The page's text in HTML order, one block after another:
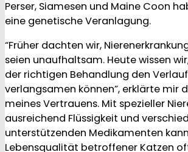
Perser, Siamesen und Maine Coon
eine genetische Veranlagung.
“Früher dachten wir,
seien unaufhaltsam. Heute wissen
der richtigen Behandlung den
verlangsamen können”, erklärte mir
meines Vertrauens. Mit spezieller
ausreichend Flüssigkeit und
unterstützenden Medikamenten
Lebensqualität betroffener Katzen